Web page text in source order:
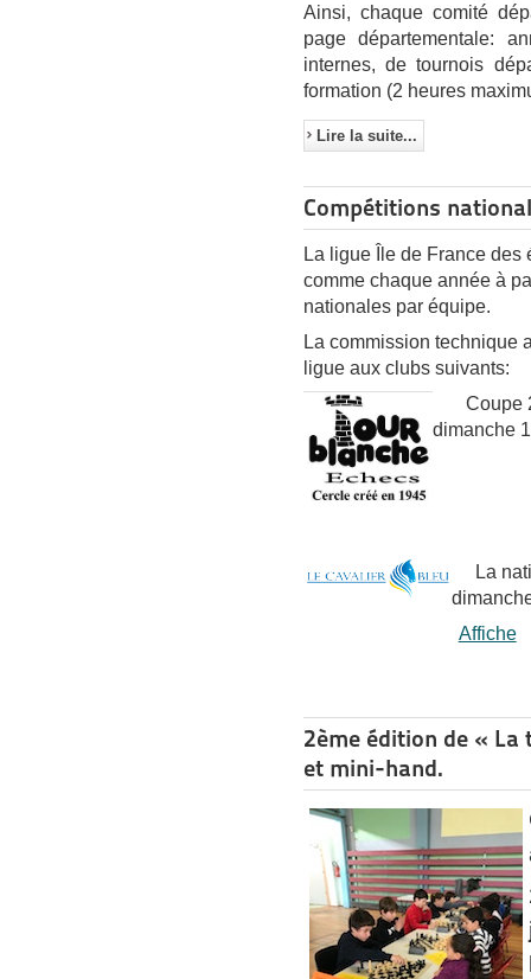
Ainsi, chaque comité
page départementale:
internes, de tournois
formation (2 heures
Lire la suite...
Compétitions
La ligue Île de France
comme chaque année à
nationales par équipe.
La commission technique
ligue aux clubs suivants:
Coupe
dimanche
La
Affiche
2ème édition de « La
et mini-hand.